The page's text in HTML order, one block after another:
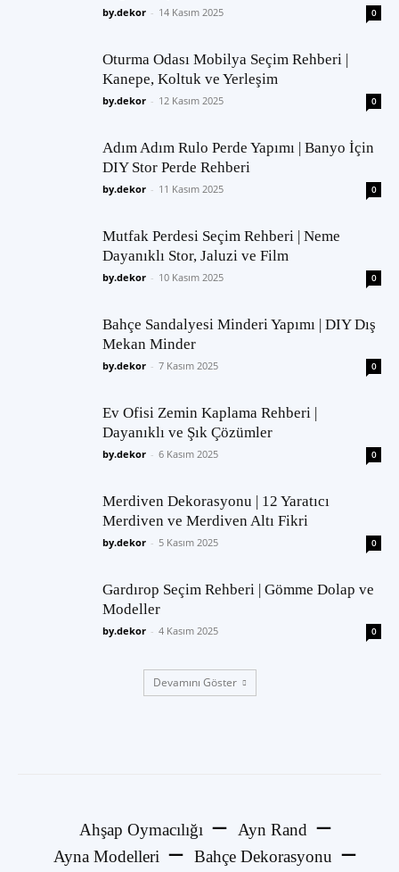
by.dekor - 14 Kasım 2025 0
Oturma Odası Mobilya Seçim Rehberi |
Kanepe, Koltuk ve Yerleşim
by.dekor - 12 Kasım 2025 0
Adım Adım Rulo Perde Yapımı | Banyo İçin
DIY Stor Perde Rehberi
by.dekor - 11 Kasım 2025 0
Mutfak Perdesi Seçim Rehberi | Neme
Dayanıklı Stor, Jaluzi ve Film
by.dekor - 10 Kasım 2025 0
Bahçe Sandalyesi Minderi Yapımı | DIY Dış
Mekan Minder
by.dekor - 7 Kasım 2025 0
Ev Ofisi Zemin Kaplama Rehberi |
Dayanıklı ve Şık Çözümler
by.dekor - 6 Kasım 2025 0
Merdiven Dekorasyonu | 12 Yaratıcı
Merdiven ve Merdiven Altı Fikri
by.dekor - 5 Kasım 2025 0
Gardırop Seçim Rehberi | Gömme Dolap ve
Modeller
by.dekor - 4 Kasım 2025 0
Devamını Göster
Ahşap Oymacılığı
Ayn Rand
Ayna Modelleri
Bahçe Dekorasyonu